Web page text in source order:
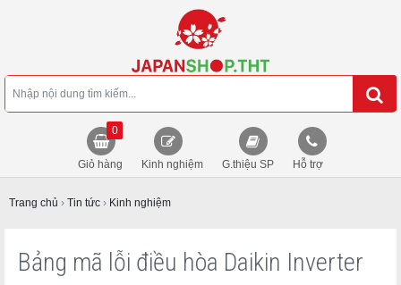
Giỏ hàng
0
Kinh nghiệm G.thiệu SP Hỗ trợ
Trang chủ › Tin tức › Kinh nghiệm
Bảng mã lỗi điều hòa Daikin Inverter